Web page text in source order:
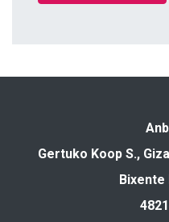
Gertuko Koop S.,
Bixente